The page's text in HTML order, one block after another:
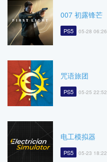
007 初露锋芒
PS5 05-28 06:26
咒语旅团
PS5 05-25 22:52
电工模拟器
PS5 05-23 18:22